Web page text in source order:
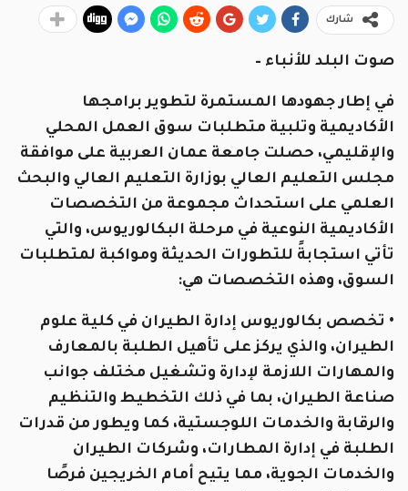
شارك
صوت البلد للأنباء –
في إطار جهودها المستمرة لتطوير برامجها
الأكاديمية وتلبية متطلبات سوق العمل المحلي
والإقليمي، حصلت جامعة عمان العربية على موافقة
مجلس التعليم العالي بوزارة التعليم العالي والبحث
العلمي على استحداث مجموعة من التخصصات
الأكاديمية النوعية في مرحلة البكالوريوس، والتي
تأتي استجابةً للتطورات الحديثة ومواكبة لمتطلبات
السوق، وهذه التخصصات هي:
• تخصص بكالوريوس إدارة الطيران في كلية علوم
الطيران، والذي يركز على تأهيل الطلبة بالمعارف
والمهارات اللازمة لإدارة وتشغيل مختلف جوانب
صناعة الطيران، بما في ذلك التخطيط والتنظيم
والرقابة والخدمات اللوجستية، كما ويطور من قدرات
الطلبة في إدارة المطارات، وشركات الطيران
والخدمات الجوية، مما يتيح أمام الخريجين فرصًا